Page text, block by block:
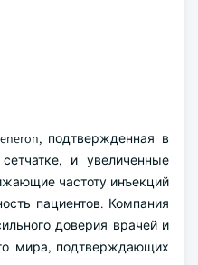
подтвержденная в
и увеличенные
частоту инъекций
пациентов. Компания
доверия врачей и
мира, подтверждающих